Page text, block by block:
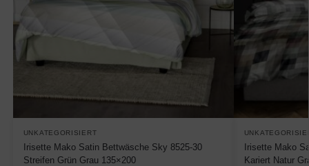
UNKATEGORISIERT
Irisette Mako Satin Bettwäsche Sky 8525-30
Streifen Grün Grau 135×200
Irisette Mako
Kariert Natur